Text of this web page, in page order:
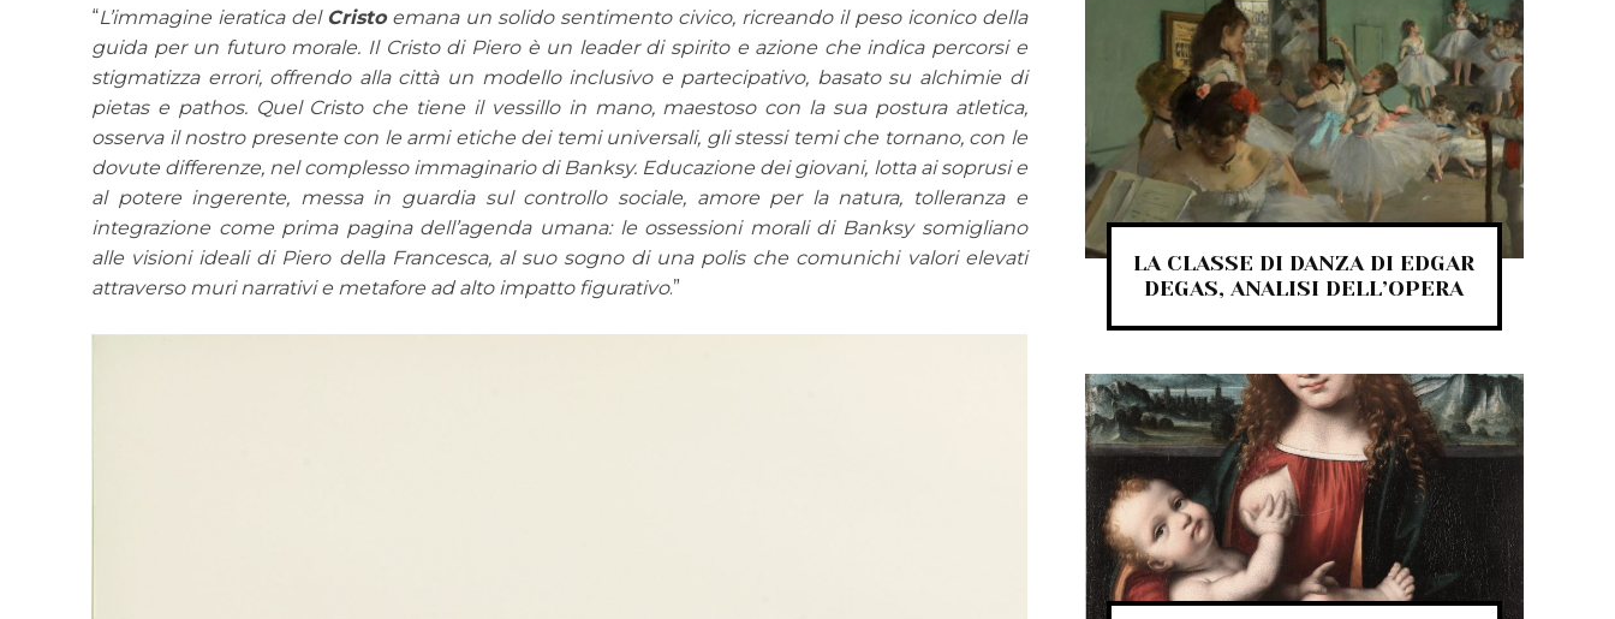
“L’immagine ieratica del Cristoemana un solido sentimento civico, ricreando il peso iconico della
guida per un futuro morale. Il Cristo di Piero è un leader di spirito e azione che indica percorsi e
stigmatizza errori, offrendo alla città un modello inclusivo e partecipativo, basato su alchimie di
pietas e pathos. Quel Cristo che tiene il vessillo in mano, maestoso con la sua postura atletica,
osserva il nostro presente con le armi etiche dei temi universali, gli stessi temi che tornano, con le
dovute differenze, nel complesso immaginario di Banksy. Educazione dei giovani, lotta ai soprusi e
al potere ingerente, messa in guardia sul controllo sociale, amore per la natura, tolleranza e
integrazione come prima pagina dell’agenda umana: le ossessioni morali di Banksy somigliano
alle visioni ideali di Piero della Francesca, al suo sogno di una polis che comunichi valori elevati
attraverso muri narrativi e metafore ad alto impatto figurativo.”
LA CLASSE DI DANZA DI EDGAR
DEGAS, ANALISI DELL’OPERA